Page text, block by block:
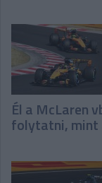
Él a McLaren
folytatni, mint